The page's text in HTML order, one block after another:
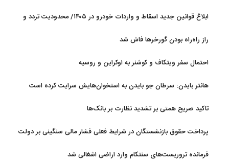
ابلاغ قوانین جدید اسقاط و واردات خودرو در ۱۴۰۵/ محدودیت تردد و
راز راه‌راه بودن گورخرها فاش شد
احتمال سفر ویتکاف و کوشنر به اوکراین و روسیه
هانتر بایدن: سرطان جو بایدن به استخوان‌هایش سرایت کرده است
تاکید صریح همتی بر تشدید نظارت بر بانک‌ها
پرداخت حقوق بازنشستگان در شرایط فعلی فشار مالی سنگینی بر دولت
فرمانده تروریست‌های سنتکام وارد اراضی اشغالی شد